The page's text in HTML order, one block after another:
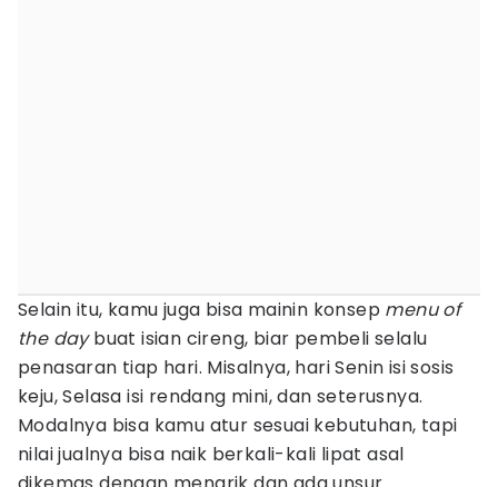
Selain itu, kamu juga bisa mainin konsep menu of
the daybuat isian cireng, biar pembeli selalu
penasaran tiap hari. Misalnya, hari Senin isi sosis
keju, Selasa isi rendang mini, dan seterusnya.
Modalnya bisa kamu atur sesuai kebutuhan, tapi
nilai jualnya bisa naik berkali-kali lipat asal